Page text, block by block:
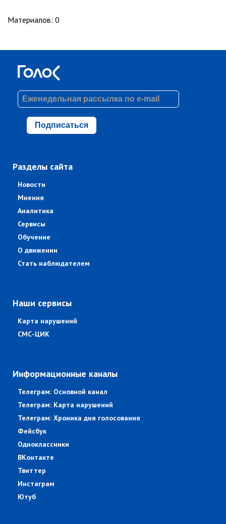
Материалов: 0
Подписаться
Разделы сайта
Новости
Мнения
Аналитика
Сервисы
Обучение
О движении
Стать наблюдателем
Наши сервисы
Карта нарушений
СМС-ЦИК
Информационные каналы
Телеграм: Основной канал
Телеграм: Карта нарушений
Телеграм: Хроника дня голосования
Фейсбук
Одноклассники
ВКонтакте
Твиттер
Инстаграм
Ютуб